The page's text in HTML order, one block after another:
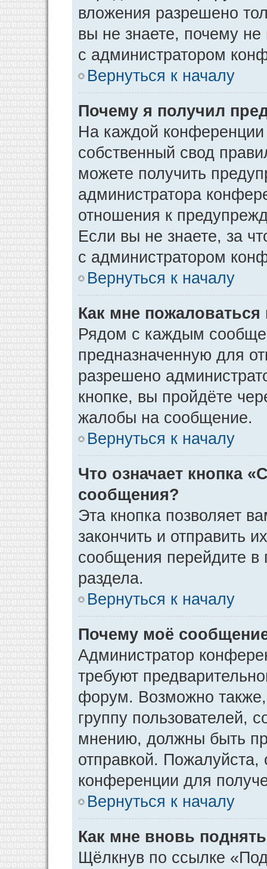
вложения разрешено
вы не знаете, почему
с администратором
Вернуться к началу
Почему я получил
На каждой конференции
собственный свод
можете получить
администратора
отношения к
Если вы не знаете, за
с администратором
Вернуться к началу
Как мне
Рядом с каждым
предназначенную для
разрешено
кнопке, вы пройдёте
жалобы на сообщение.
Вернуться к началу
Что означает кнопка
сообщения?
Эта кнопка позволяет
закончить и отправить
сообщения перейдите в
раздела.
Вернуться к началу
Почему моё
Администратор
требуют
форум. Возможно
группу пользователей,
мнению, должны быть
отправкой.
конференции для
Вернуться к началу
Как мне вновь
Щёлкнув по ссылке